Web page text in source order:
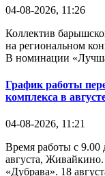
04-08-2026, 11:26
Коллектив
на региональном
В номинации
График работы
комплекса в
04-08-2026, 11:21
Время работы с 9.00
августа,
«Дубрава». 18